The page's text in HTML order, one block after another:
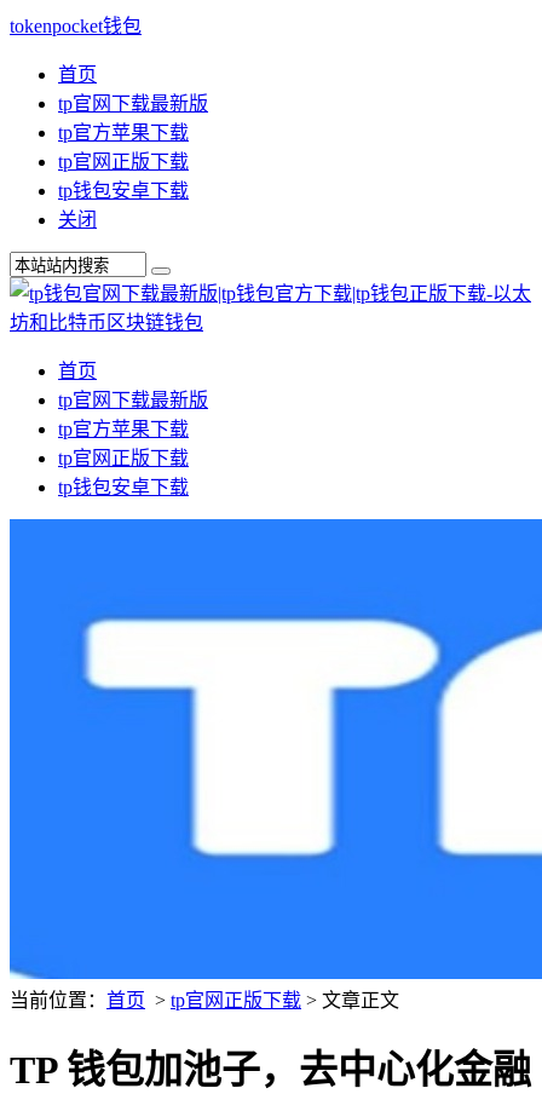
tokenpocket钱包
首页
tp官网下载最新版
tp官方苹果下载
tp官网正版下载
tp钱包安卓下载
关闭
首页
tp官网下载最新版
tp官方苹果下载
tp官网正版下载
tp钱包安卓下载
当前位置： 首页 > tp官网正版下载 > 文章正文
TP 钱包加池子，去中心化金融